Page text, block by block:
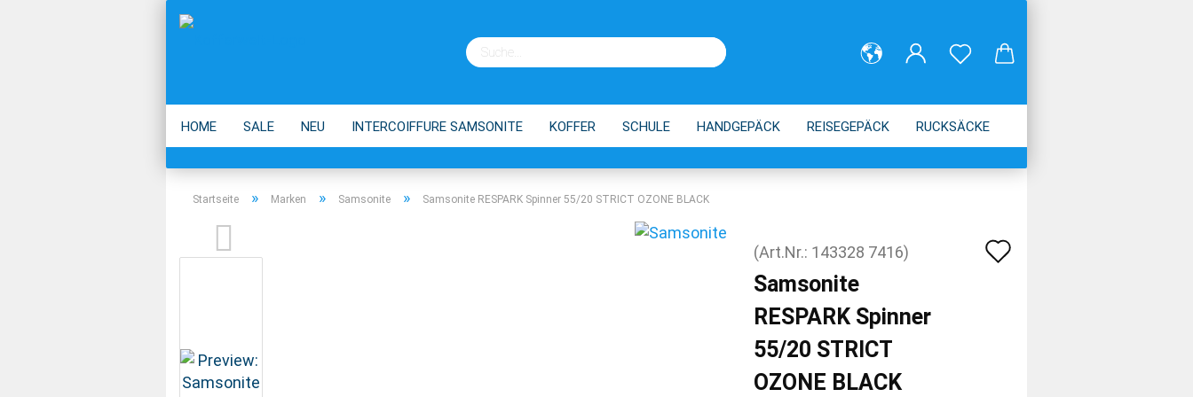
HOME SALE NEU INTERCOIFFURE SAMSONITE KOFFER SCHULE HANDGEPÄCK REISEGEPÄCK RUCKSÄCKE
ECO ACCESSOIRES MARKEN EINKAUFSTROLLEY TIPPS
Startseite » Marken » Samsonite » Samsonite RESPARK Spinner 55/20 STRICT OZONE BLACK
(Art.Nr.: 143328 7416)
Samsonite
RESPARK Spinner
55/20 STRICT
OZONE BLACK